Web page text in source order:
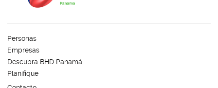
Personas
Empresas
Descubra BHD Panamá
Planifique